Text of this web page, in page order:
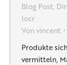
Blog Post,
locr
Von vincent
Produkte
vermitteln,